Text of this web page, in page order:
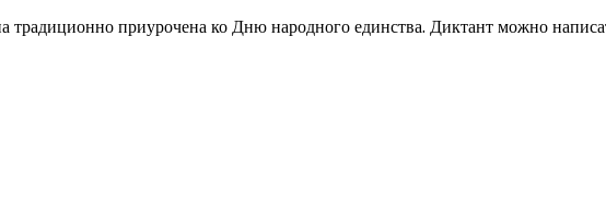
традиционно приурочена ко Дню народного единства. Диктант можно